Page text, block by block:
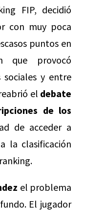
FIP, decidió
con muy poca
puntos en
que provocó
sociales y entre
el debate
de los
de acceder a
la clasificación
el problema
El jugador